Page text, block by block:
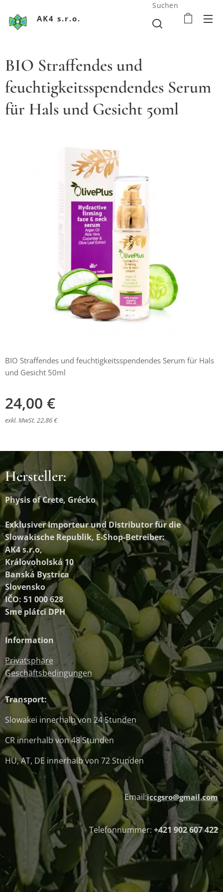
AK4 s.r.o.
Suchen
BIO Straffendes und
feuchtigkeitsspendendes Serum
für Hals und Gesicht 50ml
BIO Straffendes und feuchtigkeitsspendendes Serum für Hals
und Gesicht 50ml
24,00 €
exkl. MwSt. 22,86 €
Hersteller:
Physis of Crete, Grécko
Exklusiver Importeur und Distributorfür die
Slowakische Republik, E-Shop-Betreiber:
AK4 s.r.o,
Královoholská 10
Banská Bystrica
Slovensko
IČO: 51 000 628
Sme plátci DPH
Information
Privatsphäre
Geschäftsbedingungen
Transport:
Slowakei innerhalb von 24 Stunden
CR innerhalb von 48 Stunden
HU, AT, DE innerhalb von 72 Stunden
Email:iccgsro@gmail.com
Telefonnummer: +421 902 607 422